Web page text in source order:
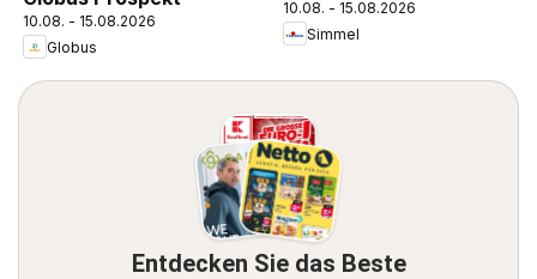
10.08. - 15.08.2026
Globus
10.08. - 15.08.2026
Simmel
Entdecken Sie das Beste